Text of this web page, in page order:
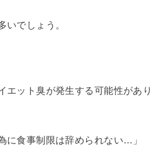
いでしょう。
エット臭が発生する可能性があり
に食事制限は辞められない…」